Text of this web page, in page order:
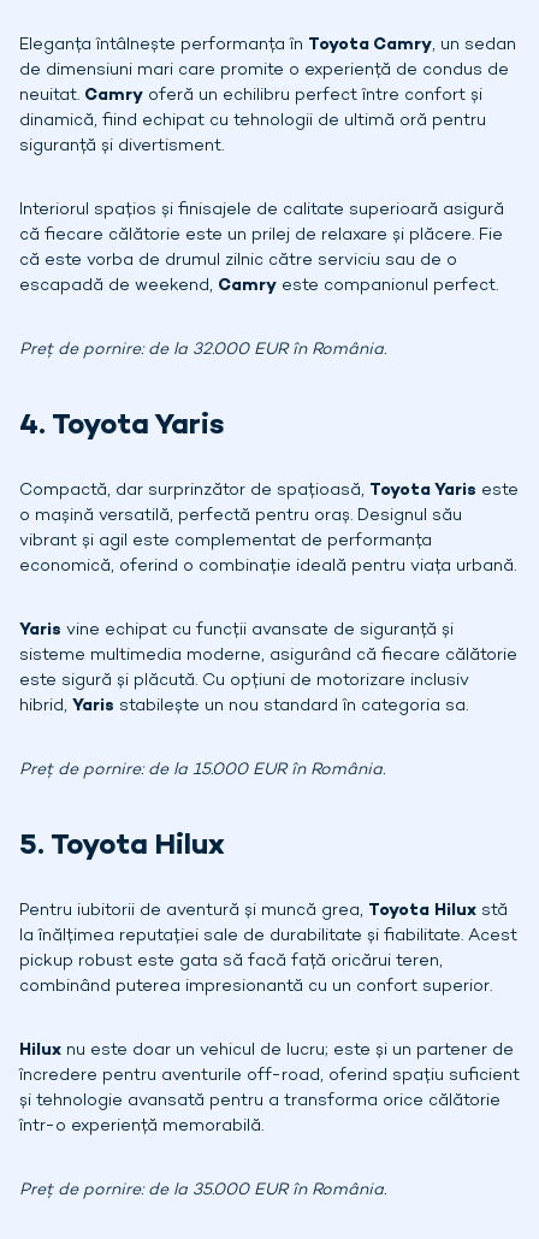
Eleganța întâlnește performanța în Toyota Camry, un sedan
de dimensiuni mari care promite o experiență de condus de
neuitat. Camry oferă un echilibru perfect între confort și
dinamică, fiind echipat cu tehnologii de ultimă oră pentru
siguranță și divertisment.
Interiorul spațios și finisajele de calitate superioară asigură
că fiecare călătorie este un prilej de relaxare și plăcere. Fie
că este vorba de drumul zilnic către serviciu sau de o
escapadă de weekend, Camry este companionul perfect.
Preț de pornire: de la 32.000 EUR în România.
4. Toyota Yaris
Compactă, dar surprinzător de spațioasă, Toyota Yaris este
o mașină versatilă, perfectă pentru oraș. Designul său
vibrant și agil este complementat de performanța
economică, oferind o combinație ideală pentru viața urbană.
Yaris vine echipat cu funcții avansate de siguranță și
sisteme multimedia moderne, asigurând că fiecare călătorie
este sigură și plăcută. Cu opțiuni de motorizare inclusiv
hibrid, Yaris stabilește un nou standard în categoria sa.
Preț de pornire: de la 15.000 EUR în România.
5. Toyota Hilux
Pentru iubitorii de aventură și muncă grea, Toyota Hilux stă
la înălțimea reputației sale de durabilitate și fiabilitate. Acest
pickup robust este gata să facă față oricărui teren,
combinând puterea impresionantă cu un confort superior.
Hilux nu este doar un vehicul de lucru; este și un partener de
încredere pentru aventurile off-road, oferind spațiu suficient
și tehnologie avansată pentru a transforma orice călătorie
într-o experiență memorabilă.
Preț de pornire: de la 35.000 EUR în România.